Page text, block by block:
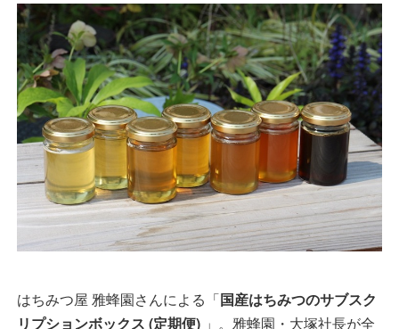
はちみつ屋 雅蜂園さんによる「国産はちみつのサブスク
リプションボックス (定期便) 」。雅蜂園・大塚社長が全